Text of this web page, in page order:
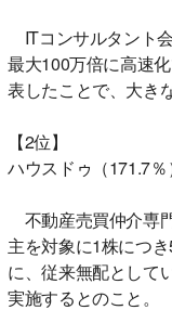
ITコンサルタント
最大100万倍に高速
表したことで、大き
【2位】
ハウスドゥ（171.7％
不動産売買仲介専
主を対象に1株につ
に、従来無配として
実施するとのこと。